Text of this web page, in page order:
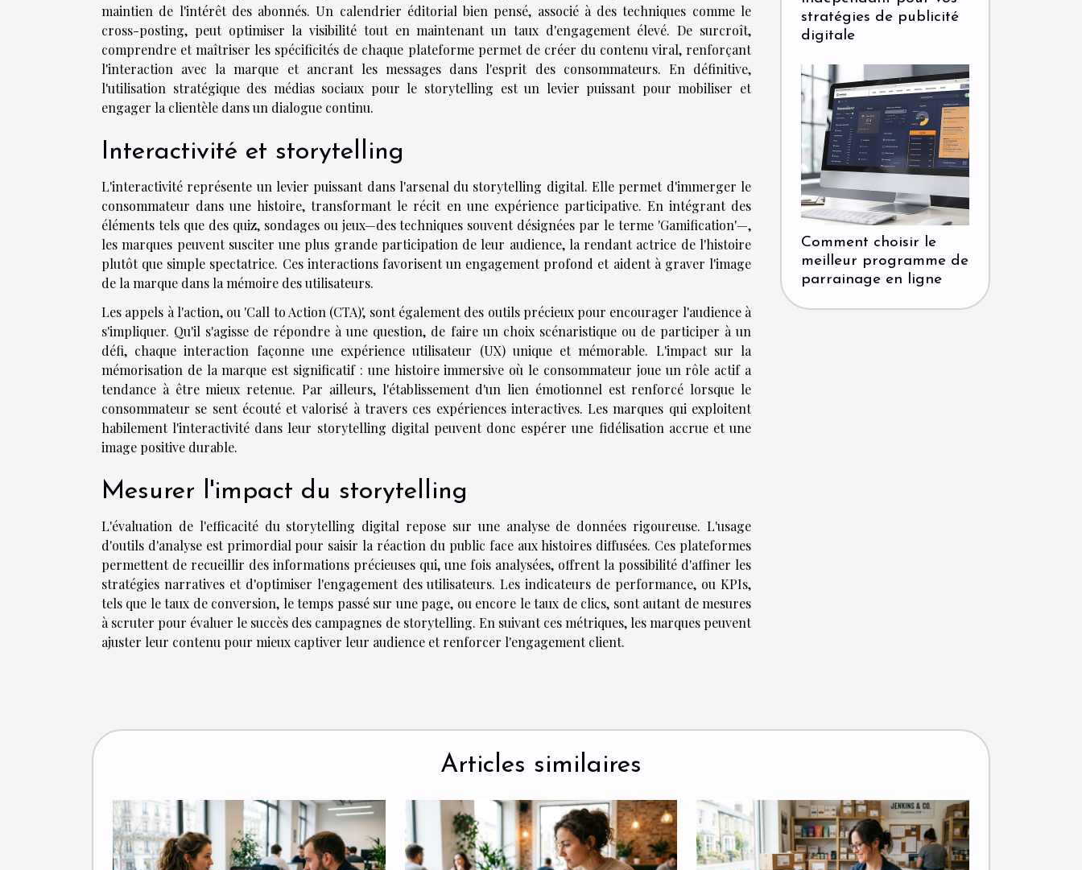
maintien de l'intérêt des abonnés. Un calendrier éditorial bien pensé, associé à des techniques comme le
cross-posting, peut optimiser la visibilité tout en maintenant un taux d'engagement élevé. De surcroît,
comprendre et maîtriser les spécificités de chaque plateforme permet de créer du contenu viral, renforçant
l'interaction avec la marque et ancrant les messages dans l'esprit des consommateurs. En définitive,
l'utilisation stratégique des médias sociaux pour le storytelling est un levier puissant pour mobiliser et
engager la clientèle dans un dialogue continu.
Interactivité et storytelling
L'interactivité représente un levier puissant dans l'arsenal du storytelling digital. Elle permet d'immerger le
consommateur dans une histoire, transformant le récit en une expérience participative. En intégrant des
éléments tels que des quiz, sondages ou jeux—des techniques souvent désignées par le terme 'Gamification'—,
les marques peuvent susciter une plus grande participation de leur audience, la rendant actrice de l'histoire
plutôt que simple spectatrice. Ces interactions favorisent un engagement profond et aident à graver l'image
de la marque dans la mémoire des utilisateurs.
Les appels à l'action, ou 'Call to Action (CTA)', sont également des outils précieux pour encourager l'audience à
s'impliquer. Qu'il s'agisse de répondre à une question, de faire un choix scénaristique ou de participer à un
défi, chaque interaction façonne une expérience utilisateur (UX) unique et mémorable. L'impact sur la
mémorisation de la marque est significatif : une histoire immersive où le consommateur joue un rôle actif a
tendance à être mieux retenue. Par ailleurs, l'établissement d'un lien émotionnel est renforcé lorsque le
consommateur se sent écouté et valorisé à travers ces expériences interactives. Les marques qui exploitent
habilement l'interactivité dans leur storytelling digital peuvent donc espérer une fidélisation accrue et une
image positive durable.
Mesurer l'impact du storytelling
L'évaluation de l'efficacité du storytelling digital repose sur une analyse de données rigoureuse. L'usage
d'outils d'analyse est primordial pour saisir la réaction du public face aux histoires diffusées. Ces plateformes
permettent de recueillir des informations précieuses qui, une fois analysées, offrent la possibilité d'affiner les
stratégies narratives et d'optimiser l'engagement des utilisateurs. Les indicateurs de performance, ou KPIs,
tels que le taux de conversion, le temps passé sur une page, ou encore le taux de clics, sont autant de mesures
à scruter pour évaluer le succès des campagnes de storytelling. En suivant ces métriques, les marques peuvent
ajuster leur contenu pour mieux captiver leur audience et renforcer l'engagement client.
stratégies de publicité
digitale
Comment choisir le
meilleur programme de
parrainage en ligne
Articles similaires